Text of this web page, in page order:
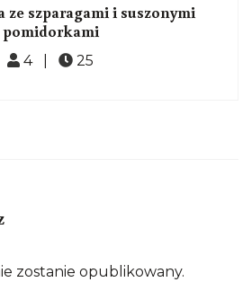
ze szparagami i suszonymi
pomidorkami
4 | 25
zostanie opublikowany.